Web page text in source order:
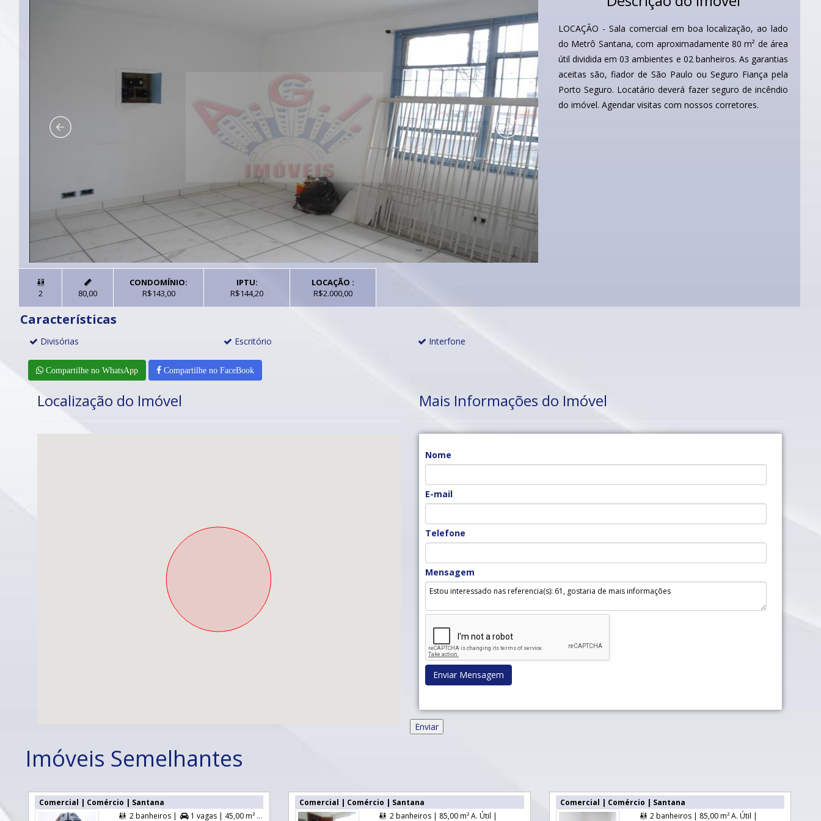
LOCAÇÃO - Sala comercial em boa localização, ao lado
do Metrô Santana, com aproximadamente 80 m² de área
útil dividida em 03 ambientes e 02 banheiros. As garantias
aceitas são, fiador de São Paulo ou Seguro Fiança pela
Porto Seguro. Locatário deverá fazer seguro de incêndio
do imóvel. Agendar visitas com nossos corretores.

2

80,00
CONDOMÍNIO:
R$143,00
IPTU:
R$144,20
LOCAÇÃO :
R$2.000,00
Características
Divisórias Escritório Interfone
Compartilhe no WhatsApp Compartilhe no FaceBook
Localização do Imóvel Mais Informações do Imóvel
Nome
E-mail
Telefone
Mensagem
Enviar Mensagem
Imóveis Semelhantes
Comercial | Comércio | Santana
 2 banheiros |  1 vagas | 45,00 m² A. Útil |
Comercial | Comércio | Santana
 2 banheiros | 85,00 m² A. Útil |
Comercial | Comércio | Santana
 2 banheiros | 85,00 m² A. Útil |